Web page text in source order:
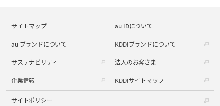
サイトマップ au IDについて
au ブランドについて KDDIブランドについて
サステナビリティ 法人のお客さま
企業情報 KDDIサイトマップ
サイトポリシー